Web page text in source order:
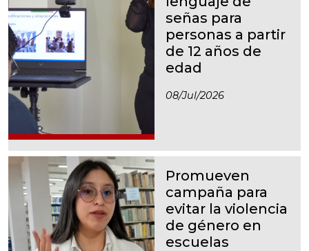
señas para
personas a partir
de 12 años de
edad
08/jul/2026
Promueven
campaña para
evitar la violencia
de género en
escuelas